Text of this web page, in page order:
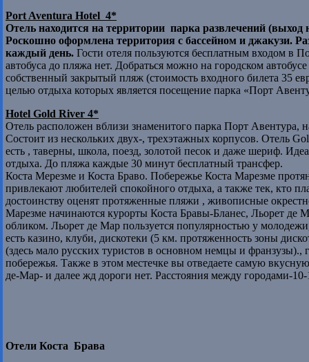
Port Aventura Hotel 4*
Отель находится на территории парка развлечений
Роскошно оформлена территория с бассейном и джакузи.
каждый день. Гости отеля пользуются бесплатным входом в
автобуса до пляжа нет. Добраться можно на городском
собственный закрытый пляж (стоимость входного билета 35
целью отдыха которых является посещение парка «Порт
Hotel Gold River 4*
Отель расположен вблизи знаменитого парка Порт Авентура,
Состоит из нескольких двух-, трехэтажных корпусов. Отель
есть , таверны, школа, поезд, золотой песок и даже шериф.
отдыха. До пляжа каждые 30 минут бесплатный трансфер.
Коста Мерезме и Коста Браво. Побережье Коста Марезме
привлекают любителей спокойного отдыха, а также тек, кто
достоинству оценят протяженные пляжи , живописные
Марезме начинаются курорты Коста Бравы-Бланес, Льорет
обликом. Льорет де Мар пользуется популярностью у
есть казино, клуби, дискотеки (5 км. протяженность зоны
(здесь мало русских туристов в основном немцы и франзузы).,
побережья. Также в этом местечке вы отведаете самую
де-Мар- и далее жд дороги нет. Расстояния между городами-
Отели Коста Брава